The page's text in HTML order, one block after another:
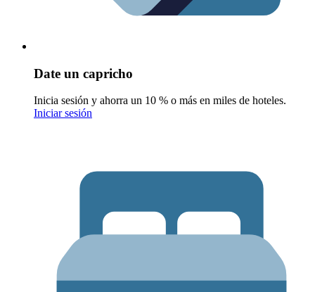
Date un capricho
Inicia sesión y ahorra un 10 % o más en miles de hoteles.
Iniciar sesión